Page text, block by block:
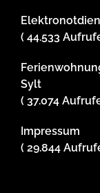
( 44.533
Sylt
( 37.074
Impressum
( 29.844